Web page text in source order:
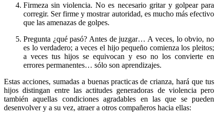
Firmeza sin violencia. No es necesario gritar y golpear para
corregir. Ser firme y mostrar autoridad, es mucho más efectivo
que las amenazas de golpes.
Pregunta ¿qué pasó? Antes de juzgar… A veces, lo obvio, no
es lo verdadero; a veces el hijo pequeño comienza los pleitos;
a veces tus hijos se equivocan y eso no los convierte en
errores permanentes… sólo son aprendizajes.
Estas acciones, sumadas a buenas practicas de crianza, hará que tus
hijos distingan entre las actitudes generadoras de violencia pero
también aquellas condiciones agradables en las que se pueden
desenvolver y a su vez, atraer a otros compañeros hacia ellas: